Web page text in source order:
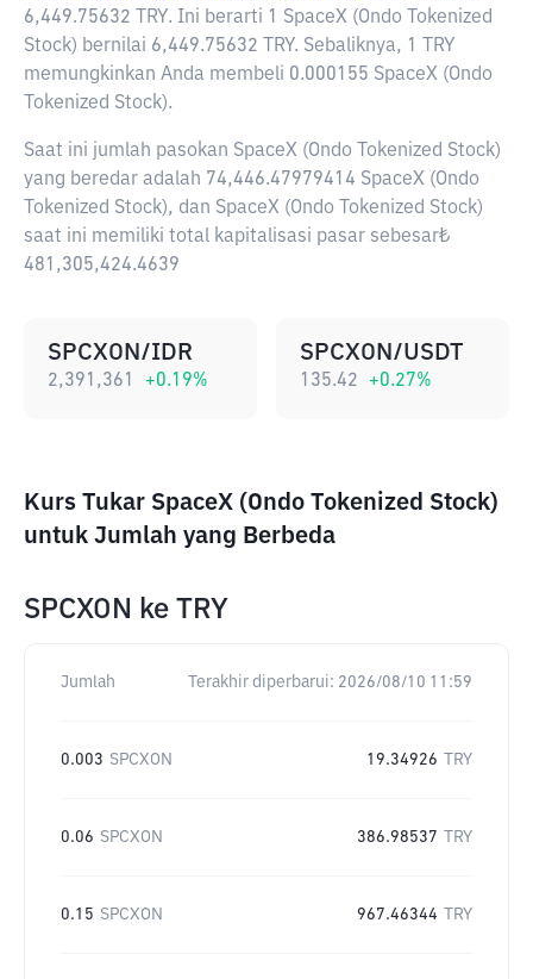
6,449.75632 TRY. Ini berarti 1 SpaceX (Ondo Tokenized
Stock) bernilai 6,449.75632 TRY. Sebaliknya, 1 TRY
memungkinkan Anda membeli 0.000155 SpaceX (Ondo
Tokenized Stock).
Saat ini jumlah pasokan SpaceX (Ondo Tokenized Stock)
yang beredar adalah 74,446.47979414 SpaceX (Ondo
Tokenized Stock), dan SpaceX (Ondo Tokenized Stock)
saat ini memiliki total kapitalisasi pasar sebesar₺
481,305,424.4639
SPCXON/IDR
2,391,361 +0.19%
SPCXON/USDT
135.42 +0.27%
Kurs Tukar SpaceX (Ondo Tokenized Stock)
untuk Jumlah yang Berbeda
SPCXON ke TRY
Jumlah Terakhir diperbarui: 2026/08/10 11:59
0.003 SPCXON 19.34926 TRY
0.06 SPCXON 386.98537 TRY
0.15 SPCXON 967.46344 TRY